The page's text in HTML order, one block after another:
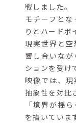
戦しました。
モチーフと
りとハードボ
現実世界と
響し合いな
ションを受け
映像では、現
抽象性を対比
「境界が揺
を描いていま